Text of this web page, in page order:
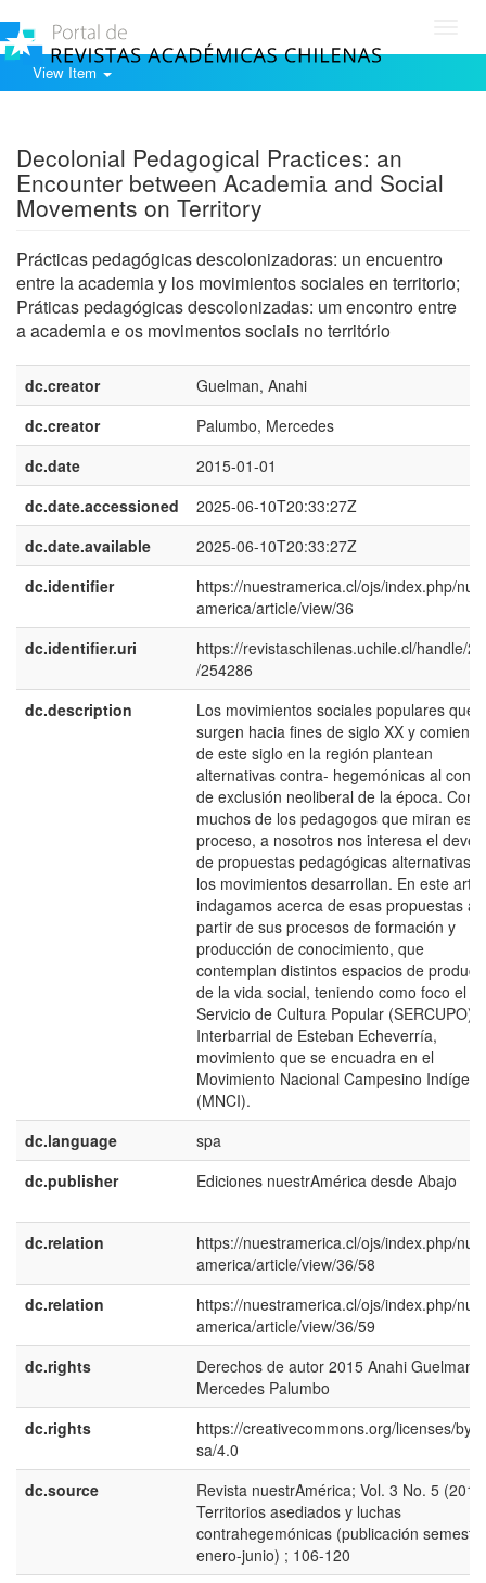
View Item
Decolonial Pedagogical Practices: an
Encounter between Academia and Social
Movements on Territory
Prácticas pedagógicas descolonizadoras: un encuentro
entre la academia y los movimientos sociales en territorio;
Práticas pedagógicas descolonizadas: um encontro entre
a academia e os movimentos sociais no território
dc.creator
Guelman, Anahi
dc.creator
Palumbo, Mercedes
dc.date
2015-01-01
dc.date.accessioned
2025-06-10T20:33:27Z
dc.date.available
2025-06-10T20:33:27Z
dc.identifier
https://nuestramerica.cl/ojs/index.php/
america/article/view/36
dc.identifier.uri
https://revistaschilenas.uchile.cl/handle/
/254286
dc.description
Los movimientos sociales populares que
surgen hacia fines de siglo XX y
de este siglo en la región plantean
alternativas contra- hegemónicas al
de exclusión neoliberal de la época.
muchos de los pedagogos que miran este
proceso, a nosotros nos interesa el
de propuestas pedagógicas alternativas
los movimientos desarrollan. En este
indagamos acerca de esas propuestas a
partir de sus procesos de formación y
producción de conocimiento, que
contemplan distintos espacios de
de la vida social, teniendo como foco el
Servicio de Cultura Popular (SERCUPO)
Interbarrial de Esteban Echeverría,
movimiento que se encuadra en el
Movimiento Nacional Campesino Indígena
(MNCI).
dc.language
spa
dc.publisher
Ediciones nuestrAmérica desde Abajo
dc.relation
https://nuestramerica.cl/ojs/index.php/
america/article/view/36/58
dc.relation
https://nuestramerica.cl/ojs/index.php/
america/article/view/36/59
dc.rights
Derechos de autor 2015 Anahi Guelman,
Mercedes Palumbo
dc.rights
https://creativecommons.org/licenses/by-
sa/4.0
dc.source
Revista nuestrAmérica; Vol. 3 No. 5
Territorios asediados y luchas
contrahegemónicas (publicación
enero-junio) ; 106-120